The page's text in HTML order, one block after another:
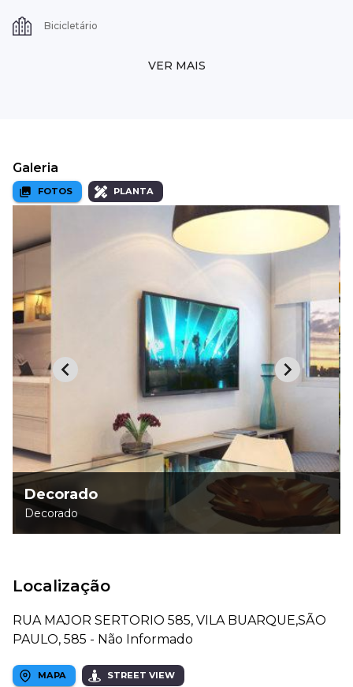
Bicicletário
VER MAIS
Galeria
FOTOS PLANTA
Decorado
Decorado
Localização
RUA MAJOR SERTORIO 585, VILA BUARQUE,SÃO
PAULO, 585 - Não Informado
MAPA STREET VIEW